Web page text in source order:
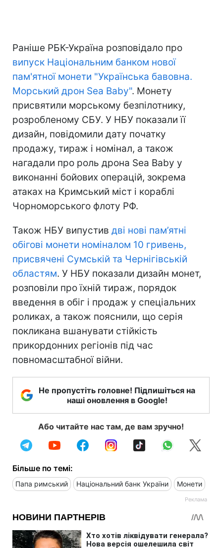
Раніше РБК-Україна розповідало про
випуск Національним банком нової
пам'ятної монети "Українська бавовна.
Морський дрон Sea Baby". Монету
присвятили морському безпілотнику,
розробленому СБУ. У НБУ показали її
дизайн, повідомили дату початку
продажу, тираж і номінал, а також
нагадали про роль дрона Sea Baby у
виконанні бойових операцій, зокрема
атаках на Кримський міст і кораблі
Чорноморського флоту РФ.
Також НБУ випустив дві нові пам’ятні
обігові монети номіналом 10 гривень,
присвячені Сумській та Чернігівській
областям. У НБУ показали дизайн монет,
розповіли про їхній тираж, порядок
введення в обіг і продаж у спеціальних
роликах, а також пояснили, що серія
покликана вшанувати стійкість
прикордонних регіонів під час
повномасштабної війни.
Не пропустіть головне! Підпишіться на
наші оновлення в Google!
Або читайте нас там, де вам зручно!
Більше по темі:
Папа римський Національний банк України Монети